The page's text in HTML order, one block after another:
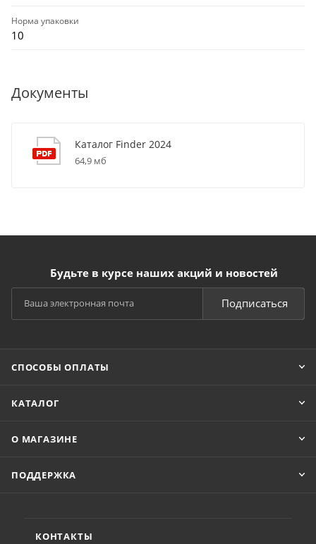
Норма упаковки
10
Документы
Каталог Finder 2024
64,9 мб
Будьте в курсе наших акций и новостей
Подписаться
СПОСОБЫ ОПЛАТЫ
КАТАЛОГ
О МАГАЗИНЕ
ПОДДЕРЖКА
КОНТАКТЫ